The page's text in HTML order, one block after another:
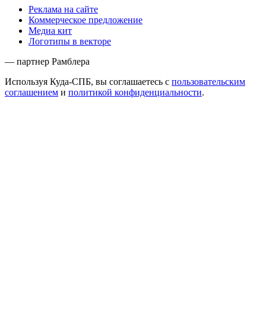
Реклама на сайте
Коммерческое предложение
Медиа кит
Логотипы в векторе
— партнер Рамблера
Используя Куда-СПБ, вы соглашаетесь с пользовательским
соглашением и политикой конфиденциальности.